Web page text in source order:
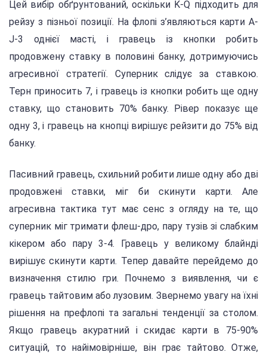
Цей вибір обґрунтований, оскільки K-Q підходить для
рейзу з пізньої позиції. На флопі з’являються карти A-
J-3 однієї масті, і гравець із кнопки робить
продовжену ставку в половині банку, дотримуючись
агресивної стратегії. Суперник слідує за ставкою.
Терн приносить 7, і гравець із кнопки робить ще одну
ставку, що становить 70% банку. Рівер показує ще
одну 3, і гравець на кнопці вирішує рейзити до 75% від
банку.
Пасивний гравець, схильний робити лише одну або дві
продовжені ставки, міг би скинути карти. Але
агресивна тактика тут має сенс з огляду на те, що
суперник міг тримати флеш-дро, пару тузів зі слабким
кікером або пару 3-4. Гравець у великому блайнді
вирішує скинути карти. Тепер давайте перейдемо до
визначення стилю гри. Почнемо з виявлення, чи є
гравець тайтовим або лузовим. Звернемо увагу на їхні
рішення на префлопі та загальні тенденції за столом.
Якщо гравець акуратний і скидає карти в 75-90%
ситуацій, то найімовірніше, він грає тайтово. Отже,